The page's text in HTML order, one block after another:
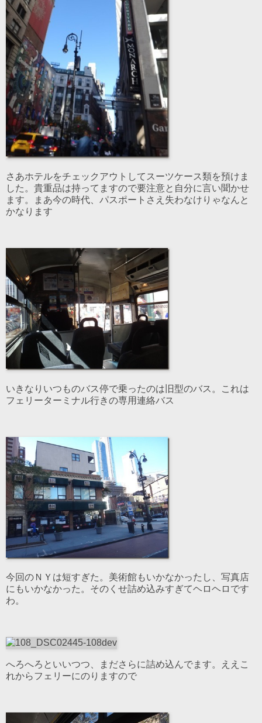
さあホテルをチェックアウトしてスーツケース類を預けま
した。貴重品は持ってますので要注意と自分に言い聞かせ
ます。まあ今の時代、パスポートさえ失わなけりゃなんと
かなります
いきなりいつものバス停で乗ったのは旧型のバス。これは
フェリーターミナル行きの専用連絡バス
今回のＮＹは短すぎた。美術館もいかなかったし、写真店
にもいかなかった。そのくせ詰め込みすぎてヘロヘロです
わ。
へろへろといいつつ、まださらに詰め込んでます。ええこ
れからフェリーにのりますので